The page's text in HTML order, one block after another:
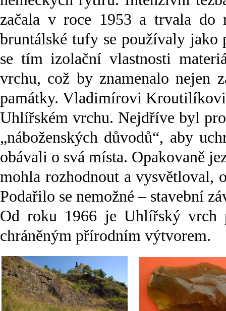
začala v roce 1953 a trvala do
bruntálské tufy se používaly jako
se tím izolační vlastnosti
vrchu, což by znamenalo nejen
památky. Vladimírovi Kroutilíkovi
Uhlířském vrchu. Nejdříve byl
„náboženských důvodů“, aby
obávali o svá místa. Opakovaně
mohla rozhodnout a vysvětloval,
Podařilo se nemožné – stavební
Od roku 1966 je Uhlířský vrch
chráněným přírodním výtvorem.